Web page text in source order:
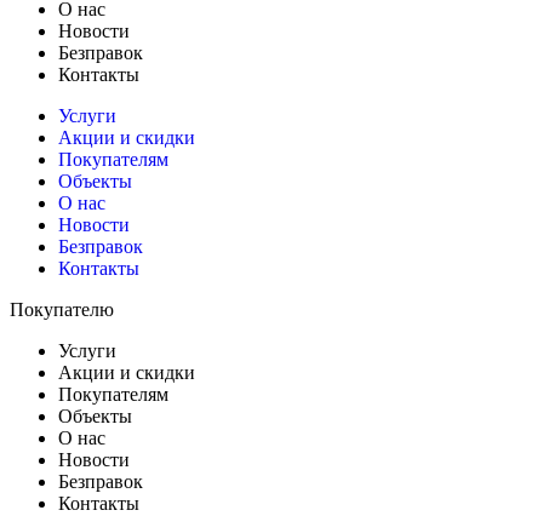
О нас
Новости
Безправок
Контакты
Услуги
Акции и скидки
Покупателям
Объекты
О нас
Новости
Безправок
Контакты
Покупателю
Услуги
Акции и скидки
Покупателям
Объекты
О нас
Новости
Безправок
Контакты